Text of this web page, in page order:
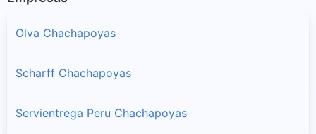
Chiliquin
Sucursales y horarios Serpost en Chuquibamba
Granada
Olva Chachapoyas
Scharff Chachapoyas
Servientrega Peru Chachapoyas